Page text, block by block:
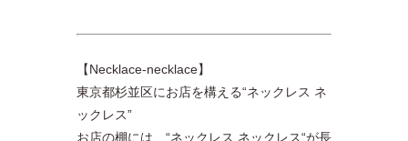
【Necklace-necklace】
東京都杉並区にお店を構える“ネックレス ネ
ックレス”
お店の棚には、“ネックレス ネックレス“が長